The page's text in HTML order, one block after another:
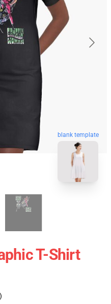
blank template
T-Shirt